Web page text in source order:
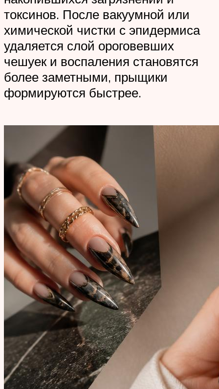
токсинов. После вакуумной или
химической чистки с эпидермиса
удаляется слой ороговевших
чешуек и воспаления становятся
более заметными, прыщики
формируются быстрее.